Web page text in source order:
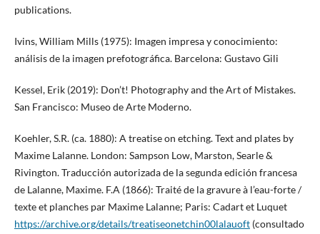
publications.
Ivins, William Mills (1975): Imagen impresa y conocimiento:
análisis de la imagen prefotográfica. Barcelona: Gustavo Gili
Kessel, Erik (2019): Don’t! Photography and the Art of Mistakes.
San Francisco: Museo de Arte Moderno.
Koehler, S.R. (ca. 1880): A treatise on etching. Text and plates by
Maxime Lalanne. London: Sampson Low, Marston, Searle &
Rivington. Traducción autorizada de la segunda edición francesa
de Lalanne, Maxime. F.A (1866): Traité de la gravure à l’eau-forte /
texte et planches par Maxime Lalanne; Paris: Cadart et Luquet
https://archive.org/details/treatiseonetchin00lalauoft(consultado